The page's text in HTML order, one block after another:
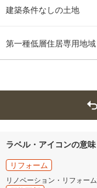
建築条件なしの土地
第一種低層住居専用地域
ラベル・アイコンの意味
リフォーム
リノベーション・リフォー